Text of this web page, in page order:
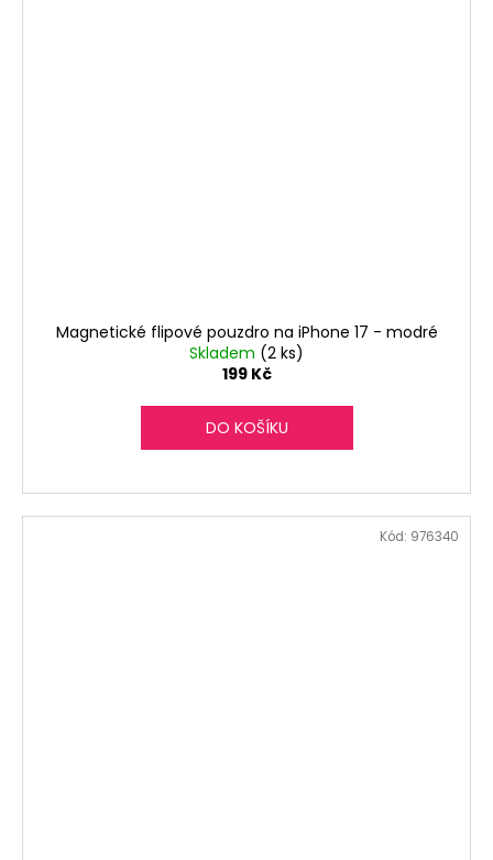
Magnetické flipové pouzdro na iPhone 17 - modré
Skladem (2 ks)
199 Kč
DO KOŠÍKU
Kód: 976340